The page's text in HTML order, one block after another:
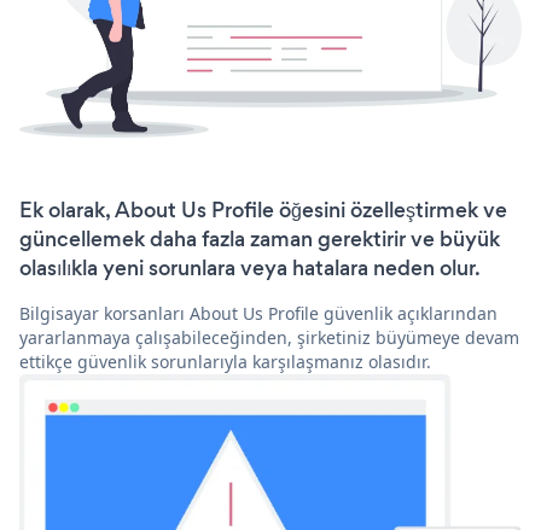
Ek olarak, About Us Profile öğesini özelleştirmek ve
güncellemek daha fazla zaman gerektirir ve büyük
olasılıkla yeni sorunlara veya hatalara neden olur.
Bilgisayar korsanları About Us Profile güvenlik açıklarından
yararlanmaya çalışabileceğinden, şirketiniz büyümeye devam
ettikçe güvenlik sorunlarıyla karşılaşmanız olasıdır.